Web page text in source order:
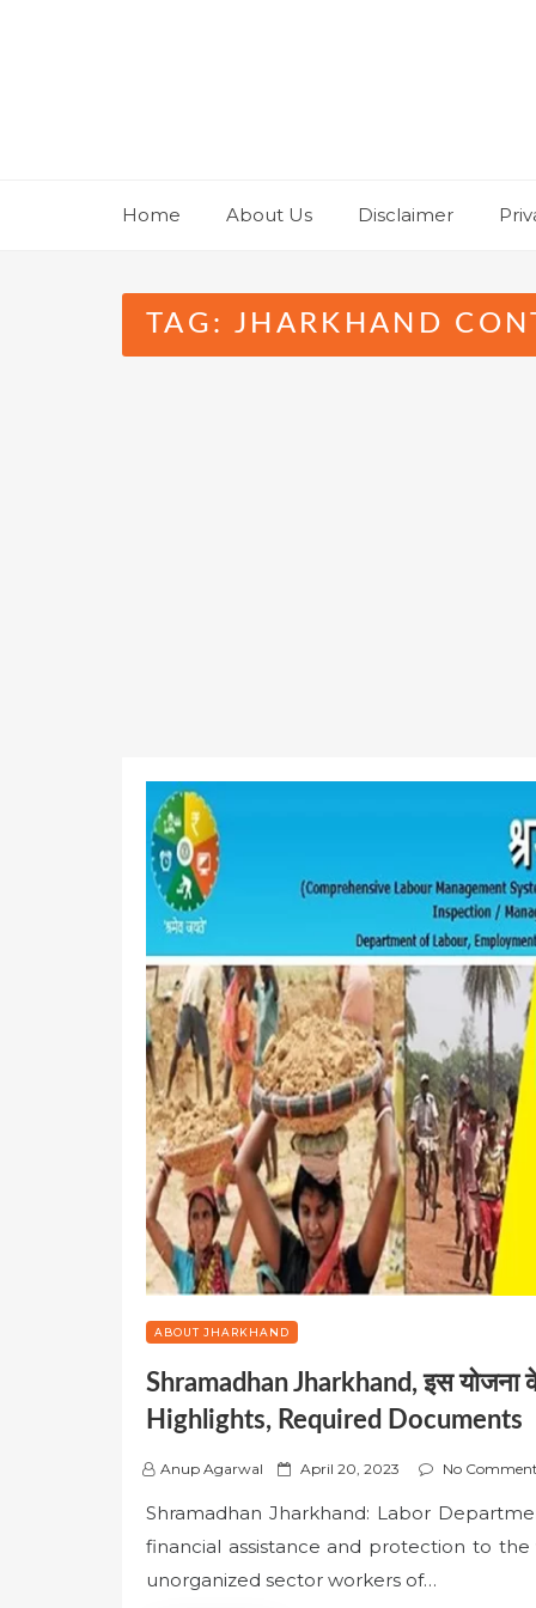
Home About Us Disclaimer
TAG: JHARKHAND
ABOUT JHARKHAND
Shramadhan Jharkhand, इस योजना के
Highlights, Required Documents
Anup Agarwal
P
s
t
April 20, 2023 No
Shramadhan Jharkhand: Labor
financial assistance and protection to
unorganized sector workers of…